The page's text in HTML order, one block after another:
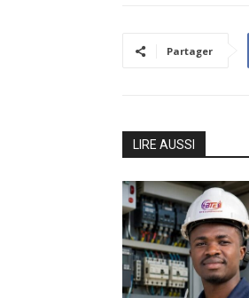
Partager
LIRE AUSSI